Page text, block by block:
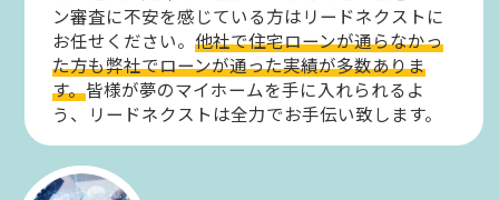
ン審査に不安を感じている方はリードネクストに
お任せください。他社で住宅ローンが通らなかっ
た方も弊社でローンが通った実績が多数ありま
す。皆様が夢のマイホームを手に入れられるよ
う、リードネクストは全力でお手伝い致します。